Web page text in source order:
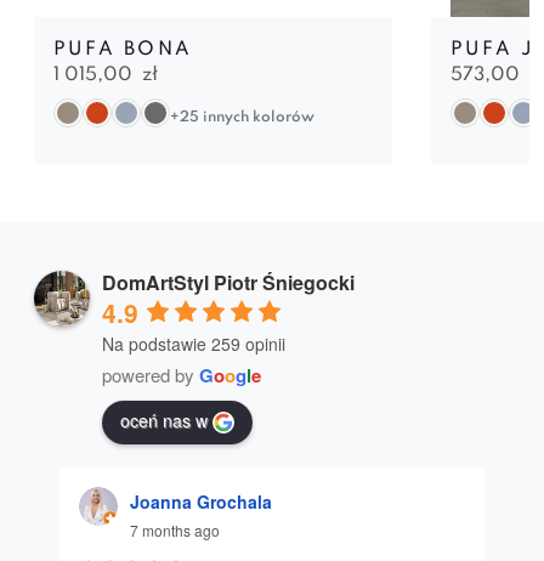
PUFA BONA
1 015,00 zł
+25 innych kolorów
PUFA
573,00
DomArtStyl Piotr Śniegocki
4.9
Na podstawie 259 opinii
powered by Google
oceń nas w
Joanna Grochala
7 months ago